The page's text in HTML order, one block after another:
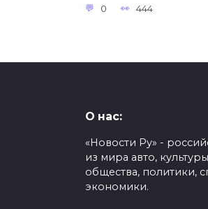
0 444
О нас:
«Новости Ру» -
из мира авто,
общества, политики,
экономики.